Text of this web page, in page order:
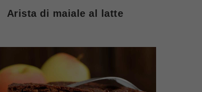
Arista di maiale al latte